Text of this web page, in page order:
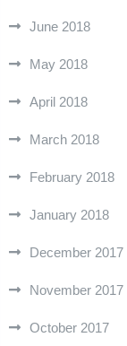
June 2018
May 2018
April 2018
March 2018
February 2018
January 2018
December 2017
November 2017
October 2017